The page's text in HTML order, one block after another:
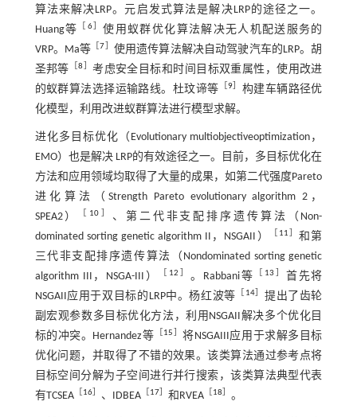
算法来解决LRP。元启发式算法是解决LRP的途径之一。
Huang等
6］使用蚁群优化算法解决无人机配送服务的
VRP。Ma等 ［7
使用遗传算法解决自动驾驶汽车的LRP。胡
圣邦等 ［8
考虑安全目标和时间目标双重属性，使用改进
的蚁群算法选择运输路线。杜玟谛等
9］ 构建车辆路径优
化模型，利用改进蚁群算法进行模型求解。
进化多目标优化（Evolutionary multi­objective­optimization，
EMO）也是解决 LRP的有效途径之一。目前，多目标优化在
方法和应用领域均取得了大量的成果，如第二代强度Pareto
进化算法（Strength Pareto evolutionary algorithm 2，
SPEA2）
10
、第二代非支配排序遗传算法（Non­
dominated sorting genetic algorithm II，NSGA­II）
11 ］和第
三代非支配排序遗传算法（Non­dominated sorting genetic
algorithm III，NSGA-III）
12 。Rabbani等 13
首先将
NSGA­II应用于双目标的LRP中。杨红波等
14］ 提出了齿轮
副宏观参数多目标优化方法，利用NSGA­II解决多个优化目
标的冲突。Hernandez等
15 ］将NSGA­III应用于求解多目标
优化问题，并取得了不错的效果。该类算法通过参考点将
目标空间分解为子空间进行并行搜索，该类算法典型代表
有TC­SEA
16］ 、I­DBEA 17］ 和RVEA 18 。